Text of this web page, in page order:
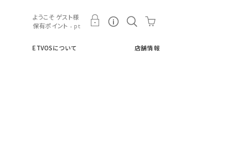
ETVOSについて 店舗情報
ようこそ ゲスト様
保有ポイント - pt